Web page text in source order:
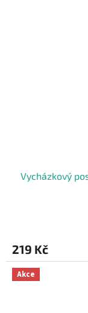
Vycházkový
219 Kč
Akce